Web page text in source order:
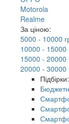
Motorola
Realme
За ціною:
5000 - 10000
10000 - 15000
15000 - 20000
20000 - 30000
Підбірки: